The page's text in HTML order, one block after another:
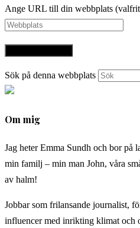
Ange URL till din webbplats
Sök på denna webbplats
Om mig
Jag heter Emma Sundh och bor på
min familj – min man John, våra
av halm!
Jobbar som frilansande journalist,
influencer med inrikting klimat och